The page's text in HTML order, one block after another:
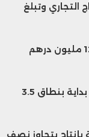
التجاري وتبلغ
جامعة ألعاب القوى تطلق مشروعاً بـ 120 مليون درهم
تقرير Ookla يقيّم مسار 5G بالمغرب بين بداية بنطاق 3.5
يتجاوز نصف